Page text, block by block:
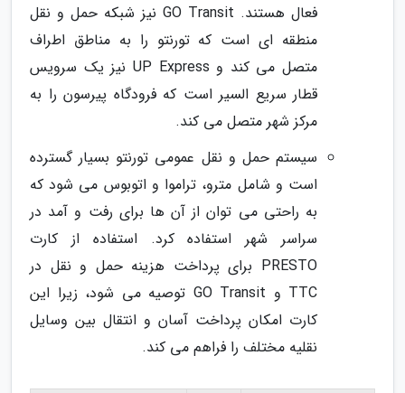
فعال هستند. GO Transit نیز شبکه حمل و نقل
منطقه ای است که تورنتو را به مناطق اطراف
متصل می کند و UP Express نیز یک سرویس
قطار سریع السیر است که فرودگاه پیرسون را به
مرکز شهر متصل می کند.
سیستم حمل و نقل عمومی تورنتو بسیار گسترده
است و شامل مترو، تراموا و اتوبوس می شود که
به راحتی می توان از آن ها برای رفت و آمد در
سراسر شهر استفاده کرد. استفاده از کارت
PRESTO برای پرداخت هزینه حمل و نقل در
TTC و GO Transit توصیه می شود، زیرا این
کارت امکان پرداخت آسان و انتقال بین وسایل
نقلیه مختلف را فراهم می کند.